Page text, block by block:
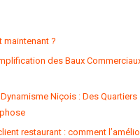
maintenant ?
des Baux
Niçois : Des Quartiers
restaurant : comment